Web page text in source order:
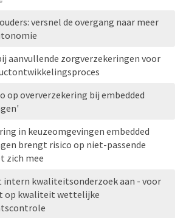
versnel de overgang naar meer
aanvullende zorgverzekeringen voor
op oververzekering bij embedded
in keuzeomgevingen embedded
brengt risico op niet-passende
zich mee
intern kwaliteitsonderzoek aan - voor
op kwaliteit wettelijke